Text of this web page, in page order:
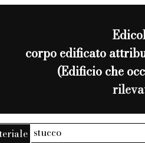
corpo edificato
(Edificio che
stucco